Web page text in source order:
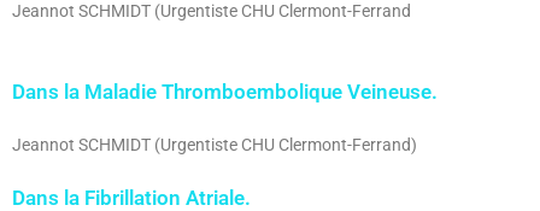
Jeannot SCHMIDT (Urgentiste CHU Clermont-Ferrand
Dans la Maladie Thromboembolique Veineuse.
Jeannot SCHMIDT (Urgentiste CHU Clermont-Ferrand)
Dans la Fibrillation Atriale.